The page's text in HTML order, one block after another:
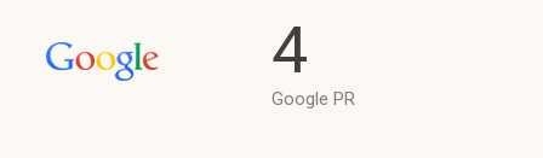
4
Google PR